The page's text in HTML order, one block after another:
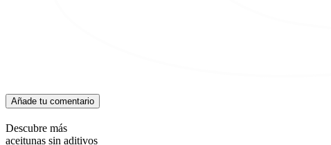
Añade tu comentario
Descubre más
aceitunas sin aditivos